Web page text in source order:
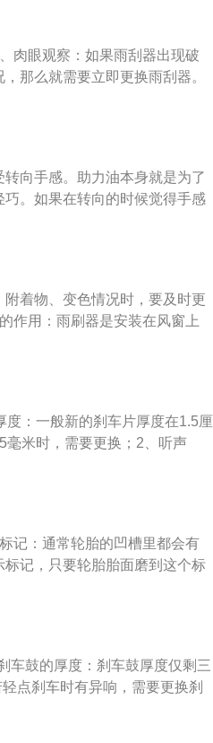
的磨损伤害。6、出现带状痕
找到的雨刷器最佳支撑点，导
至不适当的臂杆压力或上部结
车视野清晰的作用。
下标准，便可检查车是否需要
12条临时印痕穿过整个可视范
，最大值为6条持久印痕时，并
该要更换雨刮片；3、由于雨
薄雾，玻璃上产生细小条纹、
璃会呈现水膜状态，立即更换
肉眼观察：如果雨刮器出现破
那么就需要立即更换雨刮器。
经从整个骨架上掉下来了，并
、观察雨刮器的使用效果：当
刮水到上面，仔细观察雨刮器
保养的。首先，要避免雨刮器
容易造成磨损。其次，要定期
清洗才能减少刮擦过程中所产
向手感。助力油本身就是为了
。如果在转向的时候觉得手感
致转向助力效果有所下降。关
巧，与自动变速器油液、制动
转向系统大致可以分为三类：
压助力转向系统；第三类电动
着物、变色情况时，要及时更
作用：雨刷器是安装在风窗上
雪和尘土。因此，对于行车安
刮水片的运动速度不稳定，当
水片就会停摆，使驾驶员视野
的是电动雨刮器。
：一般新的刹车片厚度在1.5厘
毫米时，需要更换；2、听声
异响时，需要更换；3、看提
仪表盘上会有刹车片报警灯提
记：通常轮胎的凹槽里都会有
记，只要轮胎胎面磨到这个标
元硬币，看硬币背面，将硬币
个菊花图案，说明需要更换轮
，轮胎的寿命不超过5年，这个
用情况如何，都建议换新轮
裂纹。老化的轮胎会失去应有
的风险。4、观察轮胎是否受
车鼓的厚度：刹车鼓厚度仅剩三
点刹车时有异响，需要更换刹
力度变差，需要更换刹车鼓。